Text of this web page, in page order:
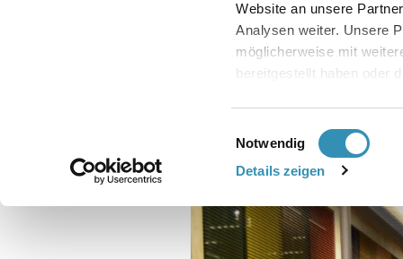
Website an unsere
Analysen weiter. Unsere
möglicherweise mit
bereitgestellt haben oder
in den USA. Die
einen
Datenschutzniveau für
bescheinigt. Sowohl die
auch weitere
Einwilligungsauswahl
Notwendig
Details zeigen